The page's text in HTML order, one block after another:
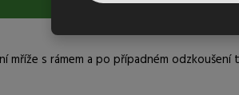
mříže s rámem a po případném